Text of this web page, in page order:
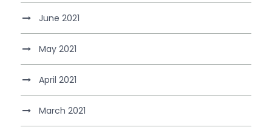
June 2021
May 2021
April 2021
March 2021